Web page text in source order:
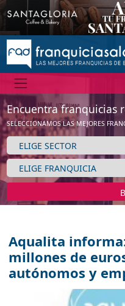
Encuentra franquicias
SELECCIONAMOS LAS MEJORES
Aqualita
millones de
autónomos y